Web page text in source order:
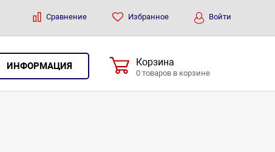
Сравнение Избранное Войти
ИНФОРМАЦИЯ Корзина
0 товаров в корзине